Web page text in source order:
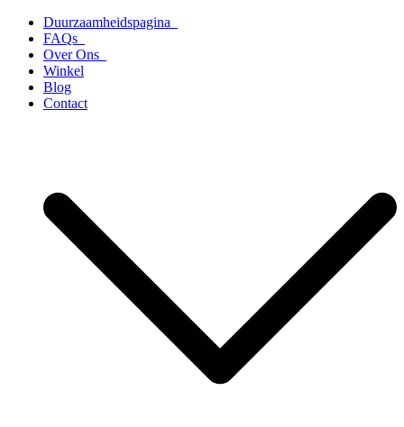
naar
inhoud
Duurzaamheidspagina
FAQs
Over Ons
Winkel
Blog
Contact